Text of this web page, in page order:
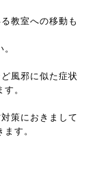
教室への移動も
風邪に似た症状
。
策におきまして
す。